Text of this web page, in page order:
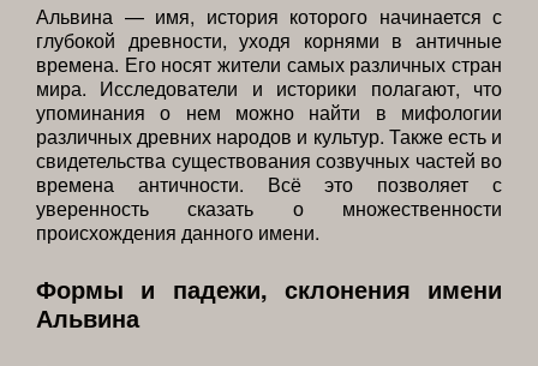
Альвина — имя, история которого начинается с
глубокой древности, уходя корнями в античные
времена. Его носят жители самых различных стран
мира. Исследователи и историки полагают, что
упоминания о нем можно найти в мифологии
различных древних народов и культур. Также есть и
свидетельства существования созвучных частей во
времена античности. Всё это позволяет с
уверенность сказать о множественности
происхождения данного имени.
Формы и падежи, склонения имени
Альвина